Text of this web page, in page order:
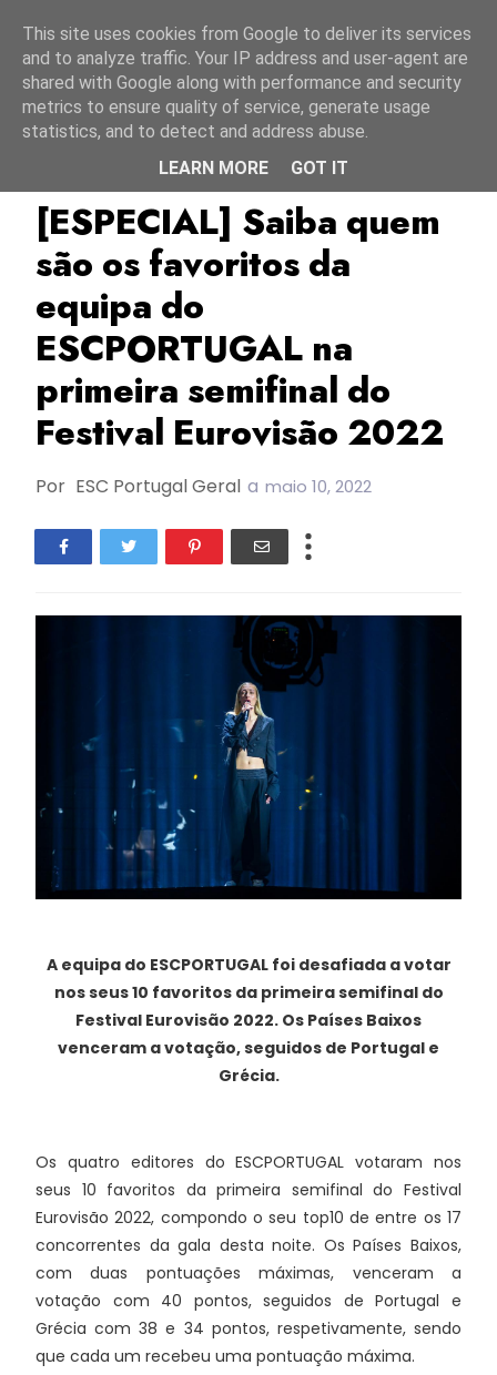
Especial TOP
[ESPECIAL] Saiba quem
são os favoritos da
equipa do
ESCPORTUGAL na
primeira semifinal do
Festival Eurovisão 2022
Por ESC Portugal Geral a maio 10, 2022
A equipa do ESCPORTUGAL foi desafiada a votar
nos seus 10 favoritos da primeira semifinal do
Festival Eurovisão 2022. Os Países Baixos
venceram a votação, seguidos de Portugal e
Grécia.
Os quatro editores do ESCPORTUGAL votaram nos
seus 10 favoritos da primeira semifinal do Festival
Eurovisão 2022, compondo o seu top10 de entre os 17
concorrentes da gala desta noite. Os Países Baixos,
com duas pontuações máximas, venceram a
votação com 40 pontos, seguidos de Portugal e
Grécia com 38 e 34 pontos, respetivamente, sendo
que cada um recebeu uma pontuação máxima.
This site uses cookies from Google to deliver its services
and to analyze traffic. Your IP address and user-agent are
shared with Google along with performance and security
metrics to ensure quality of service, generate usage
statistics, and to detect and address abuse.
LEARN MORE
GOT IT